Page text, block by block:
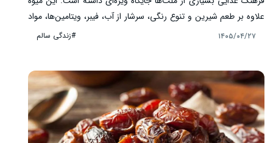
علاوه بر طعم شیرین و تنوع رنگی، سرشار از آب، فیبر، ویتامین‌ها، مواد
معدنی و ترکیبات گیاهی ارزشمند مانند پلی‌فنول‌ها، فلاونوئیدها و
می‌تواند به تأمین انرژی بدن، حفظ سلامت قلب، حمایت از عملکرد
طبیعی سلول‌ها و افزایش تنوع غذایی کمک کند.
۱۴۰۵/۰۴/۲۷ #زندگی سالم